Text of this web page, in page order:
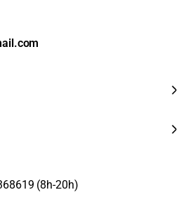
tính bảng lên màn hình TV
với các kết nối không dây như
(8h-20h)